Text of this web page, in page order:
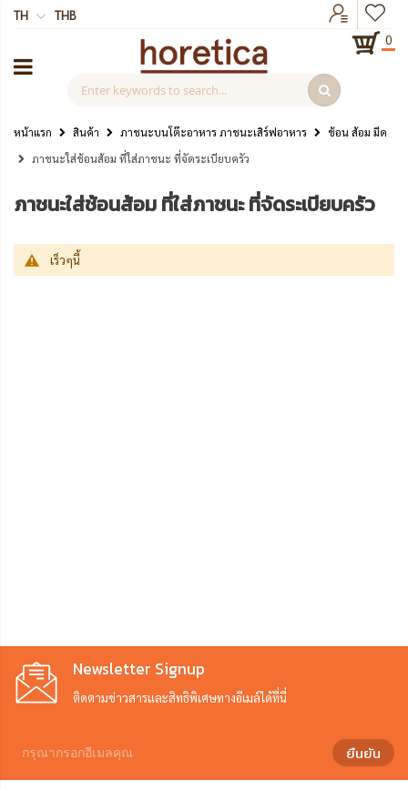
TH
THB
0
หน้าแรก สินค้า ภาชนะบนโต๊ะอาหาร ภาชนะเสิร์ฟอาหาร
ช้อน ส้อม มีด
ภาชนะใส่ช้อนส้อม ที่ใส่ภาชนะ ที่จัดระเบียบครัว
ภาชนะใส่ช้อนส้อม ที่ใส่ภาชนะ ที่จัดระเบียบครัว
เร็วๆนี้
Newsletter Signup
ติดตามข่าวสารและสิทธิพิเศษทางอีเมล์ได้ที่นี่
ยืนยัน